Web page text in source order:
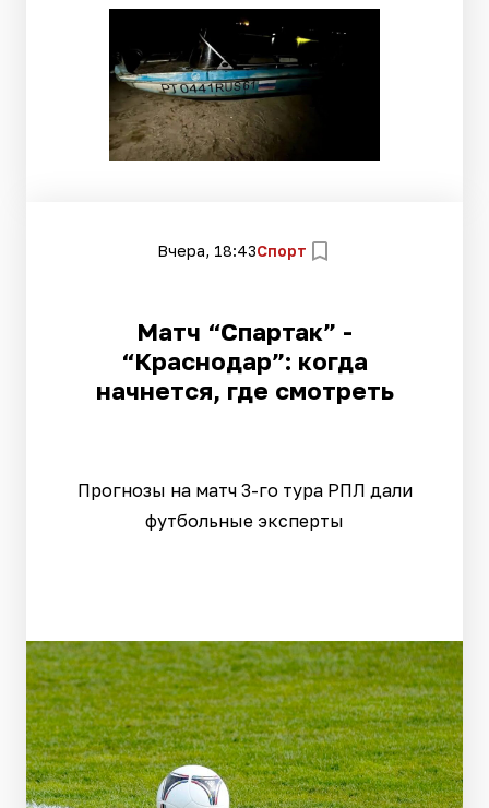
Вчера, 18:43Спорт
Матч “Спартак” -
“Краснодар”: когда
начнется, где смотреть
Прогнозы на матч 3-го тура РПЛ дали
футбольные эксперты